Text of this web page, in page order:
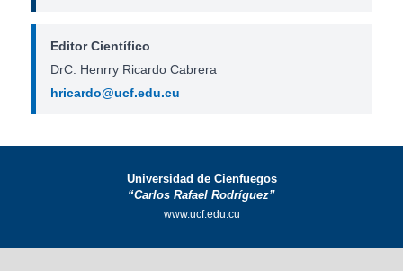
Editor Científico
DrC. Henrry Ricardo Cabrera
hricardo@ucf.edu.cu
Universidad de Cienfuegos
“Carlos Rafael Rodríguez”
www.ucf.edu.cu